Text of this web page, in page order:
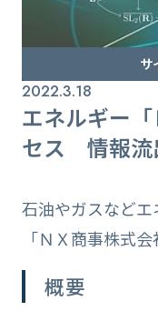
サ
2022.3.18
エネルギー
セス 情報流
石油やガスなど
「ＮＸ商事株式会
概要